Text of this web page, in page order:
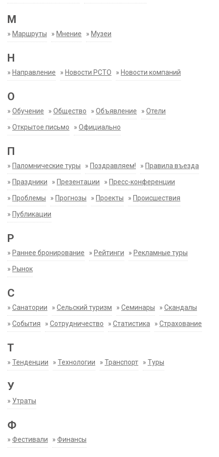
М
» Маршруты » Мнение » Музеи
Н
» Направление » Новости РСТО » Новости компаний
О
» Обучение » Общество » Объявление » Отели
» Открытое письмо » Официально
П
» Паломнические туры » Поздравляем! » Правила въезда
» Праздники » Презентации » Пресс-конференции
» Проблемы » Прогнозы » Проекты » Происшествия
» Публикации
Р
» Раннее бронирование » Рейтинги » Рекламные туры
» Рынок
С
» Санатории » Сельский туризм » Семинары » Скандалы
» События » Сотрудничество » Статистика » Страхование
Т
» Тенденции » Технологии » Транспорт » Туры
У
» Утраты
Ф
» Фестивали » Финансы